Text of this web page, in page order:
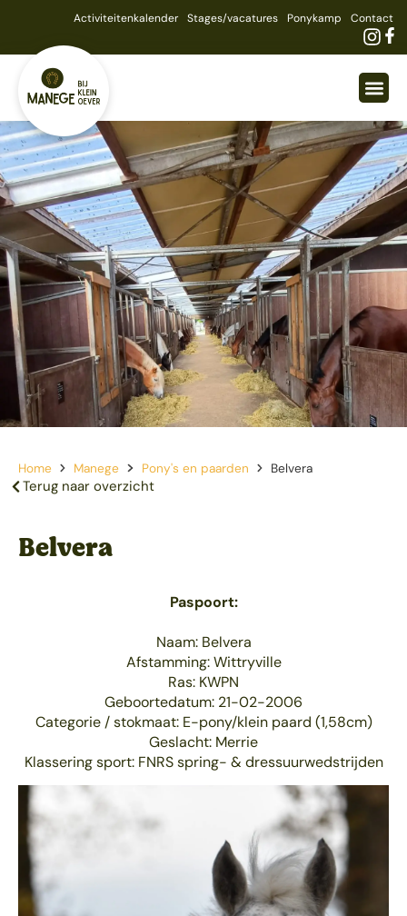
Activiteitenkalender Stages/vacatures Ponykamp Contact
Home Manege Pony's en paarden Belvera
Terug naar overzicht
Belvera
Paspoort:
Naam: Belvera
Afstamming: Wittryville
Ras: KWPN
Geboortedatum: 21-02-2006
Categorie / stokmaat: E-pony/klein paard (1,58cm)
Geslacht: Merrie
Klassering sport: FNRS spring- & dressuurwedstrijden